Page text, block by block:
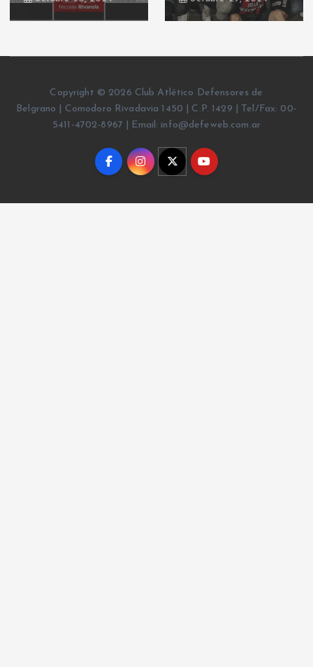
Copyright © 2026 Club Atlético Defensores de
Belgrano | Comodoro Rivadavia 1450 | C.P. 1429 | Tel/Fax: 00-
5411-4702-8967 | Email: info@defeweb.com.ar